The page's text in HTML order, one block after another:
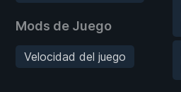
Mods de Juego
Velocidad del juego